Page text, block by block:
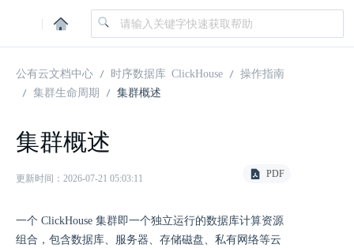
|
公有云文档中心 时序数据库 ClickHouse
操作指南
集群生命周期
集群概述
集群概述
更新时间：2026-07-21 05:03:11 PDF
一个 ClickHouse 集群即一个独立运行的数据库计算资源
组合，包含数据库、服务器、存储磁盘、私有网络等云